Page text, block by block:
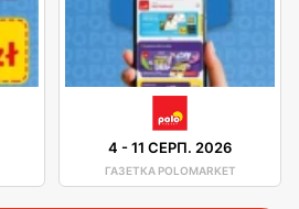
4 -11 СЕРП. 2026
ГАЗЕТКА POLOMARKET